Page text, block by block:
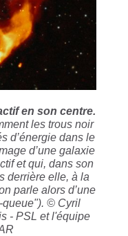
en son centre.
les trous noir
d’énergie dans le
d’une galaxie
et qui, dans son
derrière elle, à la
parle alors d’une
queue"). © Cyril
- PSL et l'équipe